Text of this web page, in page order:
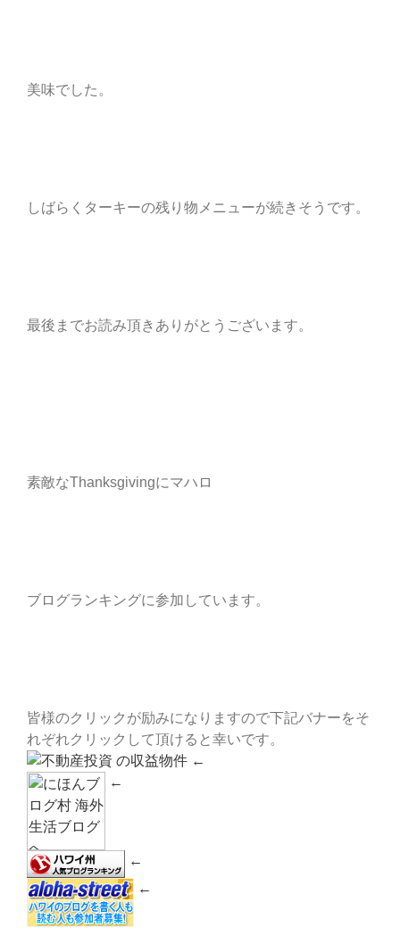
美味でした。
しばらくターキーの残り物メニューが続きそうです。
最後までお読み頂きありがとうございます。
素敵なThanksgivingにマハロ
ブログランキングに参加しています。
皆様のクリックが励みになりますので下記バナーをそ
れぞれクリックして頂けると幸いです。
←
←
←
←